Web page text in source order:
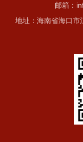
邮箱：
地址：海南省海口市